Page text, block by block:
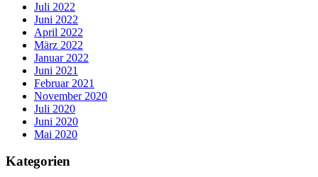
Juli 2022
Juni 2022
April 2022
März 2022
Januar 2022
Juni 2021
Februar 2021
November 2020
Juli 2020
Juni 2020
Mai 2020
Kategorien